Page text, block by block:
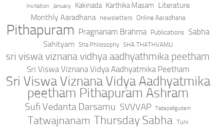
Invitation January Kakinada Karthika Masam Literature
Monthly Aaradhana
newsletters Online Aaradhana
Pithapuram Pragnanam Brahma Publications Sabha
Sahityam Sha Philosophy SHA THATHVAMU
sri viswa viznana vidhya aadhyathmika peetham
Sri Viswa Viznana Vidya Aadhyatmika Peetham
Sri Viswa Viznana Vidya Aadhyatmika
peetham Pithapuram Ashram
Sufi Vedanta Darsamu SVVVAP Tadepalligudem
Tatwajnanam Thursday Sabha Tuni